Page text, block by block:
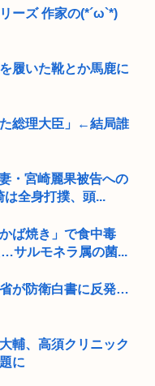
ーズ 作家の(*´ω`*)
履いた靴とか馬鹿に
た総理大臣」←結局誰
・宮崎麗果被告への
全身打撲、頭...
かば焼き」で食中毒
サルモネラ属の菌...
が防衛白書に反発…
輔、高須クリニック
に